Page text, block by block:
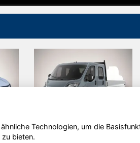
Opel
Technologien, um die
bieten.